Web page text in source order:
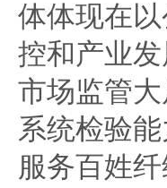
体体现在
控和产业
市场监管
系统检验
服务百姓